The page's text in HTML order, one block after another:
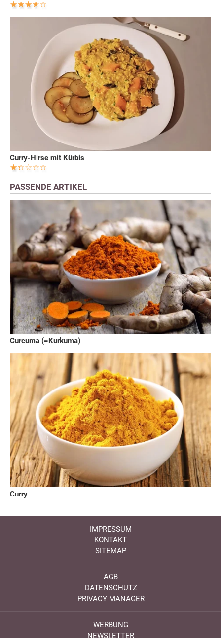
Curry-Hirse mit Kürbis
PASSENDE ARTIKEL
Curcuma (=Kurkuma)
Curry
IMPRESSUM
KONTAKT
SITEMAP
AGB
DATENSCHUTZ
PRIVACY MANAGER
WERBUNG
NEWSLETTER